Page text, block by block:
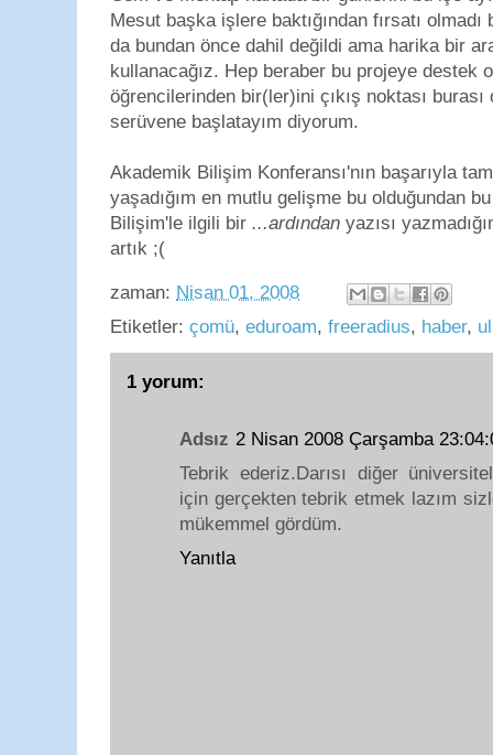
Mesut başka işlere baktığından fırsatı
da bundan önce dahil değildi ama harika bir
kullanacağız. Hep beraber bu projeye destek
öğrencilerinden bir(ler)ini çıkış noktası
serüvene başlatayım diyorum.
Akademik Bilişim Konferansı'nın başarıyla
yaşadığım en mutlu gelişme bu olduğundan
Bilişim'le ilgili bir ...ardından yazısı
artık ;(
zaman: Nisan 01, 2008
Etiketler: çomü, eduroam, freeradius, haber,
1 yorum:
Adsız 2 Nisan 2008 Çarşamba
Tebrik ederiz.Darısı diğer
için gerçekten tebrik etmek lazım
mükemmel gördüm.
Yanıtla